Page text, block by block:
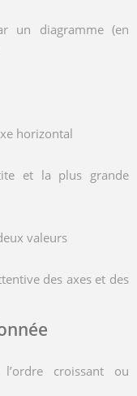
un diagramme (en
horizontal
et la plus grande
valeurs
des axes et des
croissant ou